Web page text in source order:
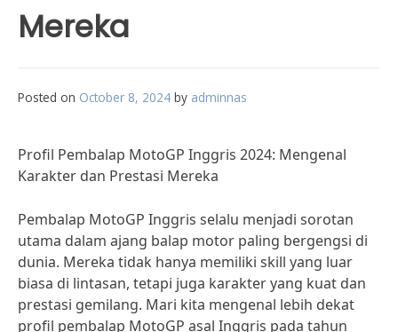
Mereka
Posted on October 8, 2024 by adminnas
Profil Pembalap MotoGP Inggris 2024: Mengenal
Karakter dan Prestasi Mereka
Pembalap MotoGP Inggris selalu menjadi sorotan
utama dalam ajang balap motor paling bergengsi di
dunia. Mereka tidak hanya memiliki skill yang luar
biasa di lintasan, tetapi juga karakter yang kuat dan
prestasi gemilang. Mari kita mengenal lebih dekat
profil pembalap MotoGP asal Inggris pada tahun